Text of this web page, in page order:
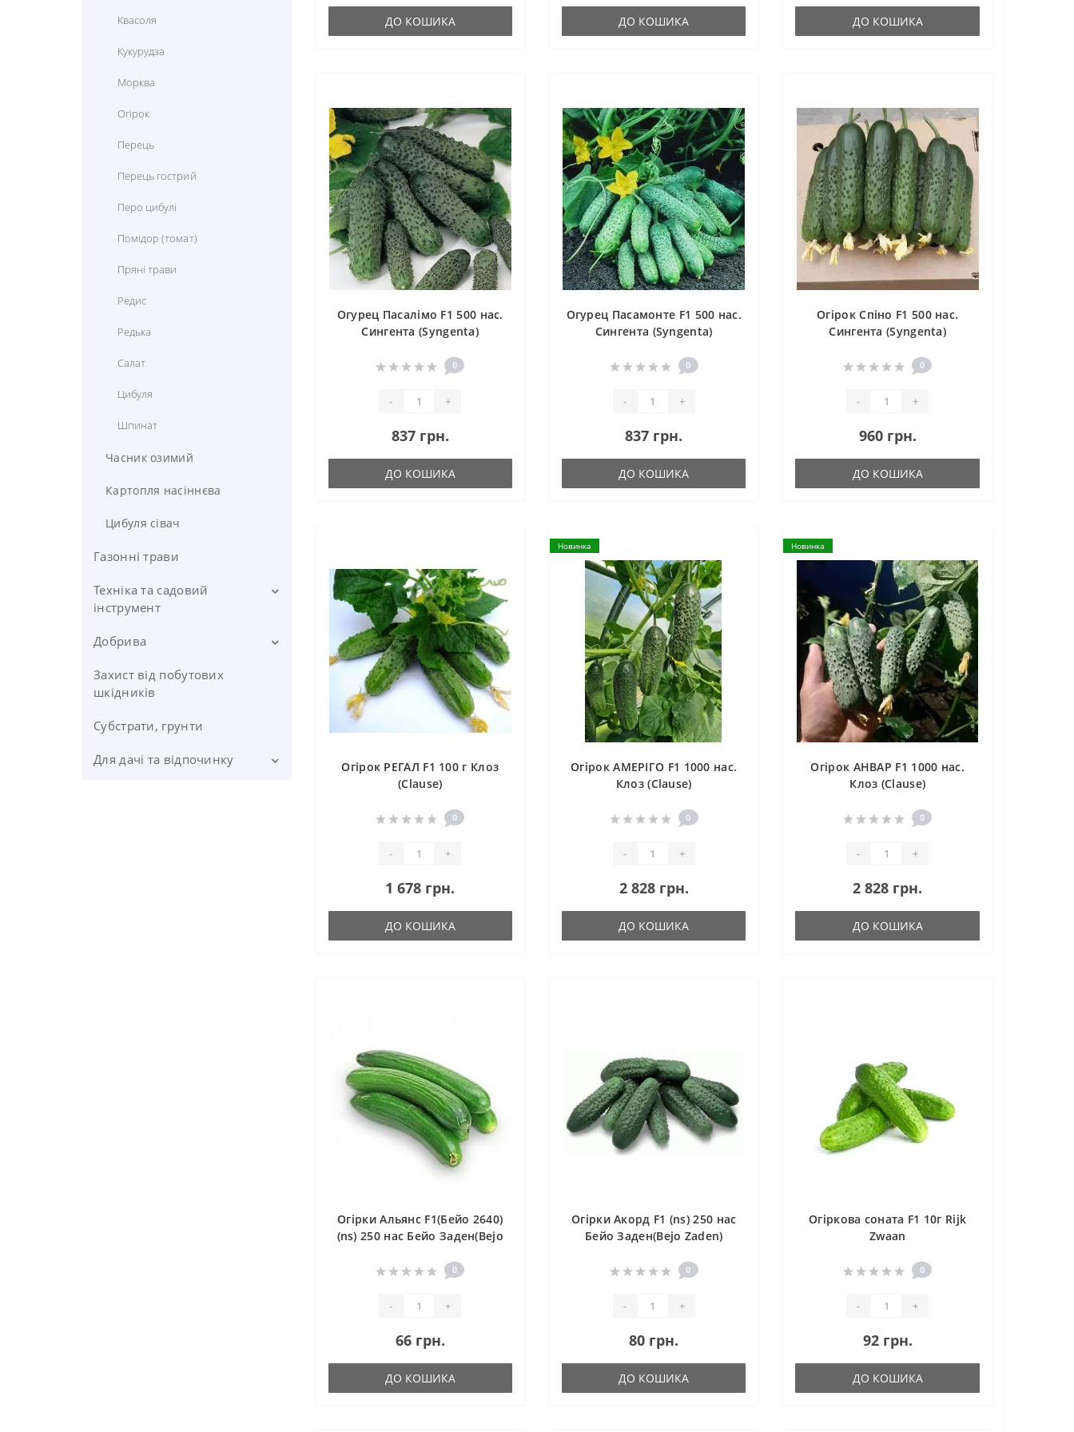
Квасоля
Кукурудза
Морква
Огірок
Перець
Перець гострий
Перо цибулі
Помідор (томат)
Пряні трави
Редис
Редька
Салат
Цибуля
Шпинат
Часник озимий
Картопля насіннєва
Цибуля сівач
Газонні трави
Техніка та садовий
інструмент
Обприскувач
Садовий інвентар
(інструмент)
Добрива
Добрива FERTIS
Захист від побутових
шкідників
Субстрати, грунти
Для дачі та відпочинку
ДО КОШИКА ДО КОШИКА ДО КОШИКА
Огурец Пасалімо F1 500 нас.
Сингента (Syngenta)
0
- +
837 грн.
ДО КОШИКА
Огурец Пасамонте F1 500 нас.
Сингента (Syngenta)
0
- +
837 грн.
ДО КОШИКА
Огірок Спіно F1 500 нас.
Сингента (Syngenta)
0
- +
960 грн.
ДО КОШИКА
Огірок РЕГАЛ F1 100 г Клоз
(Clause)
0
- +
1 678 грн.
ДО КОШИКА
Новинка
Огірок АМЕРІГО F1 1000 нас.
Клоз (Clause)
0
- +
2 828 грн.
ДО КОШИКА
Новинка
Огірок АНВАР F1 1000 нас.
Клоз (Clause)
0
- +
2 828 грн.
ДО КОШИКА
Огірки Альянс F1(Бейо 2640)
(ns) 250 нас Бейо Заден(Bejo
0
- +
66 грн.
ДО КОШИКА
Огірки Акорд F1 (ns) 250 нас
Бейо Заден(Bejo Zaden)
0
- +
80 грн.
ДО КОШИКА
Огіркова соната F1 10г Rijk
Zwaan
0
- +
92 грн.
ДО КОШИКА